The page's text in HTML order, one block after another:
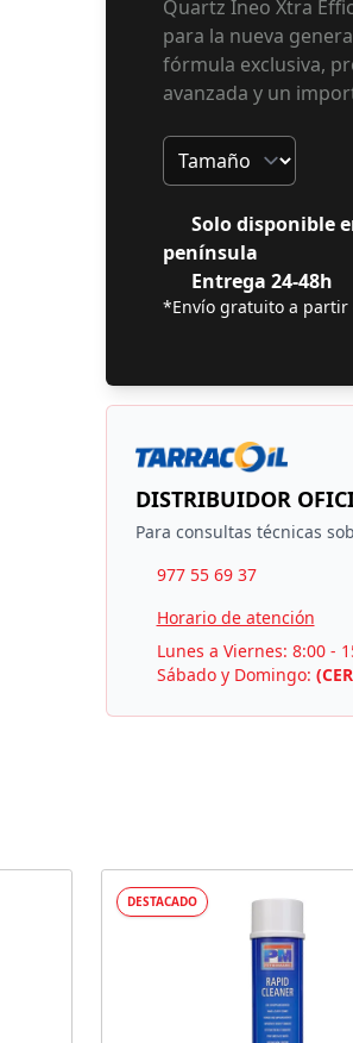
Quartz Ineo Xtra
para la nueva
fórmula exclusiva,
avanzada y un
Tamaño
Solo disponible
península
Entrega 24-48h
*Envío gratuito a partir
DISTRIBUIDOR
Para consultas técnicas
977 55 69 37
Horario de atención
Lunes a Viernes: 8:00 -
Sábado y Domingo:
DESTACADO